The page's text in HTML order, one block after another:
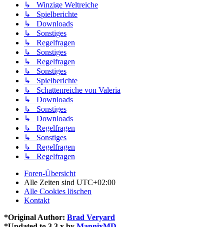
↳ Winzige Weltreiche
↳ Spielberichte
↳ Downloads
↳ Sonstiges
↳ Regelfragen
↳ Sonstiges
↳ Regelfragen
↳ Sonstiges
↳ Spielberichte
↳ Schattenreiche von Valeria
↳ Downloads
↳ Sonstiges
↳ Downloads
↳ Regelfragen
↳ Sonstiges
↳ Regelfragen
↳ Regelfragen
Foren-Übersicht
Alle Zeiten sind UTC+02:00
Alle Cookies löschen
Kontakt
*Original Author: Brad Veryard